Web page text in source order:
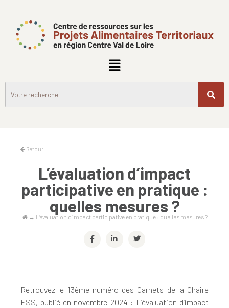
Retour
L’évaluation d’impact
participative en pratique :
quelles mesures ?
→ L’évaluation d’impact participative en pratique : quelles mesures ?
Retrouvez le 13ème numéro des Carnets de la Chaire
ESS, publié en novembre 2024 : L’évaluation d’impact